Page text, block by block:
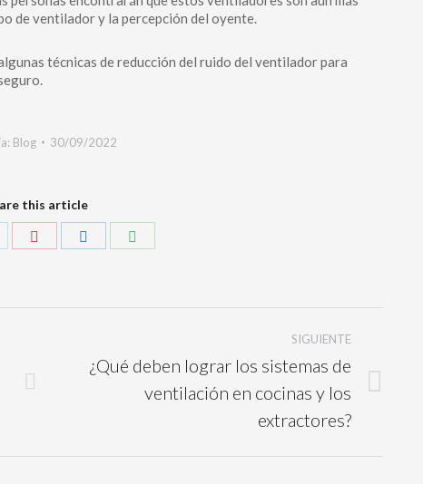
de ventilador y la percepción del oyente.
técnicas de reducción del ruido del ventilador para
Blog 30/09/2022
this article
SIGUIENTE
¿Qué deben lograr los sistemas de
ventilación en cocinas y los
extractores?